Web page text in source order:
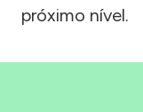
próximo nível.